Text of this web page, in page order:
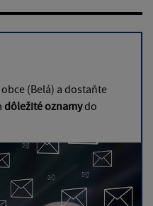
(Belá) a dostaňte
dôležité oznamydo